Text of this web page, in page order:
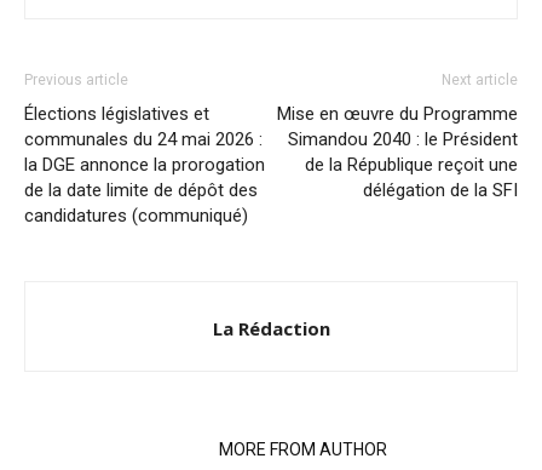
Previous article
Élections législatives et
communales du 24 mai 2026 :
la DGE annonce la prorogation
de la date limite de dépôt des
candidatures (communiqué)
Next article
Mise en œuvre du Programme
Simandou 2040 : le Président
de la République reçoit une
délégation de la SFI
La Rédaction
MORE FROM AUTHOR